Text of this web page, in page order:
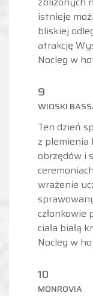
istnieje
bliskiej
atrakcję
Nocleg w
9
WIOSKI
Ten dzień
z plemienia
obrzędów i
wrażenie
członkowie
ciała białą
Nocleg w
10
MONROVIA